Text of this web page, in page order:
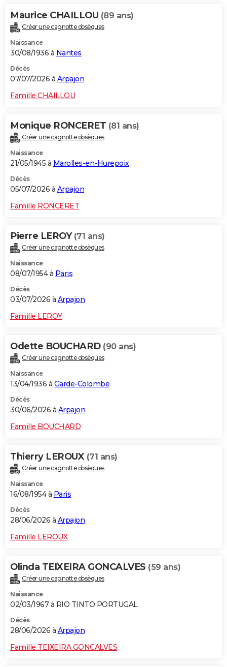
Maurice CHAILLOU (89 ans)
Créer une cagnotte obsèques
Naissance
30/08/1936 à Nantes
Décès
07/07/2026 à Arpajon
Famille CHAILLOU
Monique RONCERET (81 ans)
Créer une cagnotte obsèques
Naissance
21/05/1945 à Marolles-en-Hurepoix
Décès
05/07/2026 à Arpajon
Famille RONCERET
Pierre LEROY (71 ans)
Créer une cagnotte obsèques
Naissance
08/07/1954 à Paris
Décès
03/07/2026 à Arpajon
Famille LEROY
Odette BOUCHARD (90 ans)
Créer une cagnotte obsèques
Naissance
13/04/1936 à Garde-Colombe
Décès
30/06/2026 à Arpajon
Famille BOUCHARD
Thierry LEROUX (71 ans)
Créer une cagnotte obsèques
Naissance
16/08/1954 à Paris
Décès
28/06/2026 à Arpajon
Famille LEROUX
Olinda TEIXEIRA GONCALVES (59 ans)
Créer une cagnotte obsèques
Naissance
02/03/1967 à RIO TINTO PORTUGAL
Décès
28/06/2026 à Arpajon
Famille TEIXEIRA GONCALVES